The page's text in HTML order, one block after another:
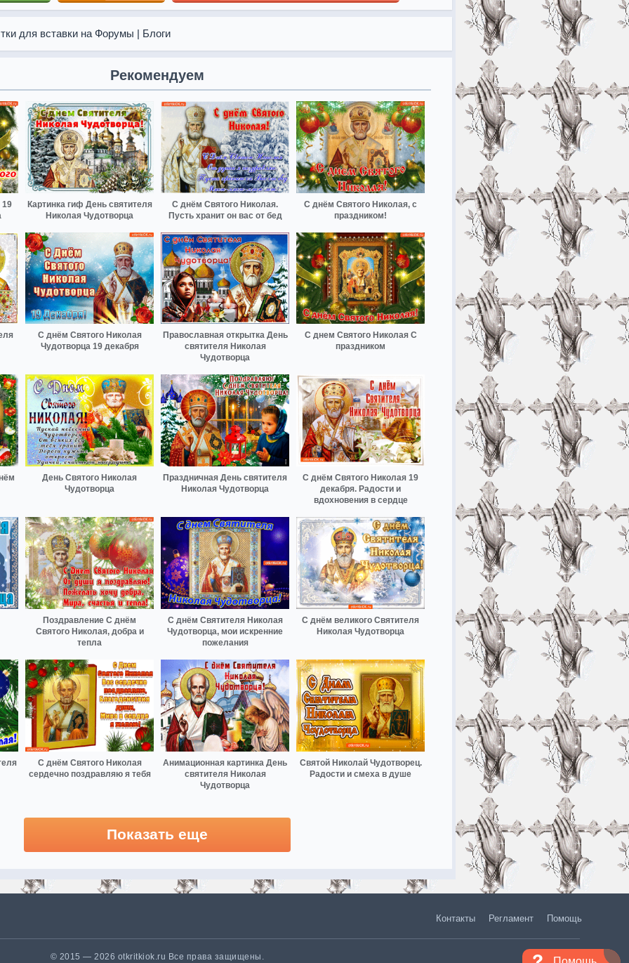
для вставки на Форумы | Блоги
Рекомендуем
19
Картинка гиф День святителя
Николая Чудотворца
С днём Святого Николая.
Пусть хранит он вас от бед
С днём Святого Николая, с
праздником!
С днём Святого Николая
Чудотворца 19 декабря
Православная открытка День
святителя Николая
Чудотворца
С днем Святого Николая С
праздником
День Святого Николая
Чудотворца
Праздничная День святителя
Николая Чудотворца
С днём Святого Николая 19
декабря. Радости и
вдохновения в сердце
Поздравление С днём
Святого Николая, добра и
тепла
С днём Святителя Николая
Чудотворца, мои искренние
пожелания
С днём великого Святителя
Николая Чудотворца
С днём Святого Николая
сердечно поздравляю я тебя
Анимационная картинка День
святителя Николая
Чудотворца
Святой Николай Чудотворец.
Радости и смеха в душе
Показать еще
Контакты Регламент Помощь
© 2015 — 2026 otkritkiok.ru Все права защищены.